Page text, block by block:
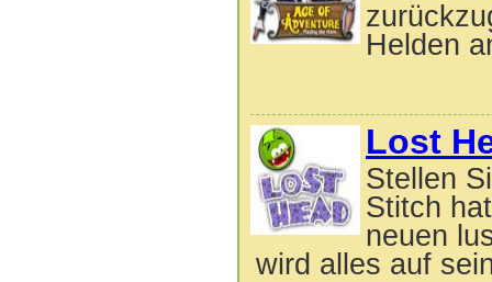
Helden
Lost
Stellen
Stitch
neuen
wird alles auf